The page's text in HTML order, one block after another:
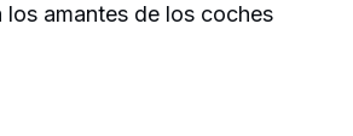
los amantes de los coches